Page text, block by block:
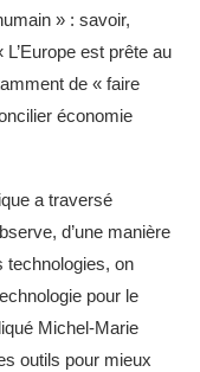
» : savoir,
est prête au
de « faire
économie
a traversé
d’une manière
technologies, on
pour le
Michel-Marie
outils pour mieux